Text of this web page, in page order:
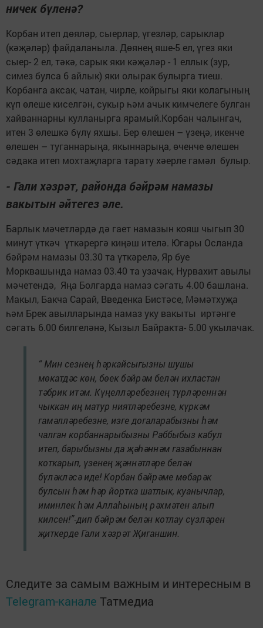
ничек бүленә?
Корбан итеп дөяләр, сыерлар, үгезләр, сарыклар
(кәҗәләр) файдаланыла. Дөянең яше-5 ел, үгез яки
сыер- 2 ел, тәкә, сарык яки кәҗәләр - 1 еллык (зур,
симез булса 6 айлык) яки олырак булырга тиеш.
Корбанга аксак, чатан, чирле, койрыгы яки колагының
күп өлеше киселгән, сукыр һәм ачык кимчелеге булган
хайваннарны кулланырга ярамый.Корбан чалынгач,
итен 3 өлешкә бүлү яхшы. Бер өлешен – үзеңә, икенче
өлешен – туганнарыңа, якыннарыңа, өченче өлешен
сәдака итеп мохтаҗларга тарату хәерле гамәл булыр.
- Гали хәзрәт, районда бәйрәм намазы
вакытын әйтегез әле.
Барлык мәчетләрдә дә гает намазын кояш чыгып 30
минут үткәч үткәрергә киңәш ителә. Югары Осланда
бәйрәм намазы 03.30 та үткәрелә, Яр буе
Морквашында намаз 03.40 та узачак, Нурвахит авылы
мәчетендә, Яңа Болгарда намаз сәгать 4.00 башлана.
Макыл, Бакча Сарай, Введенка Бистәсе, Мәмәтхуҗа
һәм Брек авылларында намаз уку вакыты иртәнге
сәгать 6.00 билгеләнә, Кызыл Байракта- 5.00 укылачак.
“ Мин сезнең һәркайсыгызны шушы
мөкатдәс көн, бөек бәйрәм белән ихластан
тәбрик итәм. Күңелләребезнең түрләреннән
чыккан иң матур ниятләребезне, күркәм
гамәлләребезне, изге догаларабызны һәм
чалган корбаннарыбызны Раббыбыз кабул
итеп, барыбызны да җәһәннәм газабыннан
коткарып, үзенең җәннәтләре белән
бүләкләсә иде! Корбан бәйрәме мөбарәк
булсын һәм һәр йортка шатлык, куанычлар,
иминлек һәм Аллаһының рәхмәтен алып
килсен!”-дип бәйрәм белән котлау сүзләрен
җиткерде Гали хәзрәт Җиганшин.
Следите за самым важным и интересным в
Telegram-канале Татмедиа